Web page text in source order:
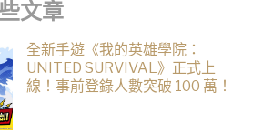
文章
全新手遊《我的英雄學院：
UNITED SURVIVAL》正式上
線！事前登錄人數突破 100 萬！